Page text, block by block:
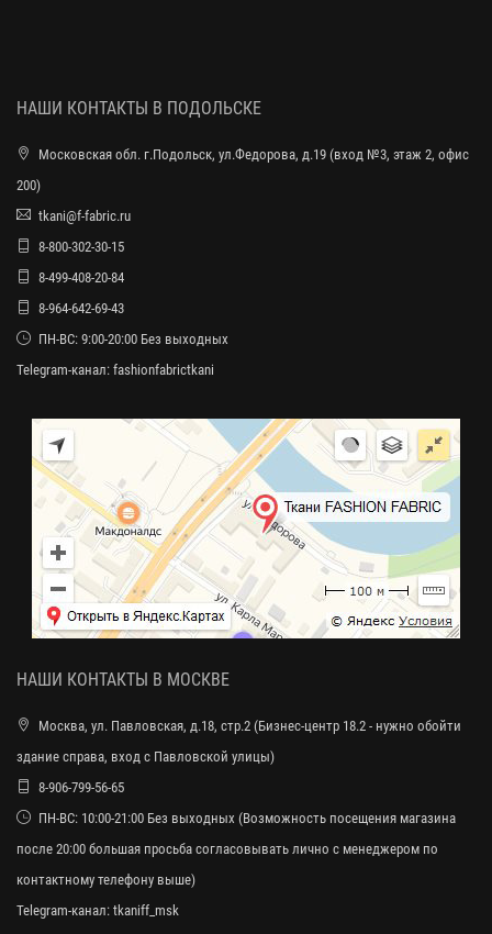
НАШИ КОНТАКТЫ В ПОДОЛЬСКЕ
Московская обл. г.Подольск, ул.Федорова, д.19 (вход №3, этаж 2, офис
200)
tkani@f-fabric.ru
8-800-302-30-15
8-499-408-20-84
8-964-642-69-43
ПН-ВС: 9:00-20:00 Без выходных
Telegram-канал: fashionfabrictkani
НАШИ КОНТАКТЫ В МОСКВЕ
Москва, ул. Павловская, д.18, стр.2 (Бизнес-центр 18.2 - нужно обойти
здание справа, вход с Павловской улицы)
8-906-799-56-65
ПН-ВС: 10:00-21:00 Без выходных (Возможность посещения магазина
после 20:00 большая просьба согласовывать лично с менеджером по
контактному телефону выше)
Telegram-канал: tkaniff_msk